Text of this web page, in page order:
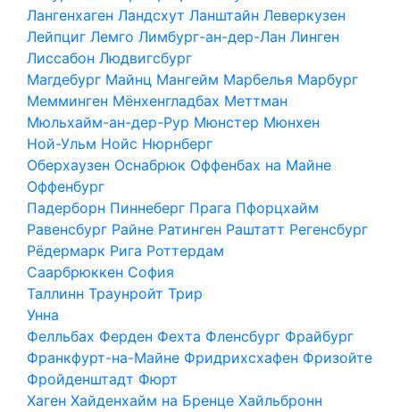
Лангенхаген Ландсхут Ланштайн Леверкузен
Лейпциг Лемго Лимбург-ан-дер-Лан Линген
Лиссабон Людвигсбург
Магдебург Майнц Мангейм Марбелья Марбург
Мемминген Мёнхенгладбах Меттман
Мюльхайм-ан-дер-Рур Мюнстер Мюнхен
Ной-Ульм Нойс Нюрнберг
Оберхаузен Оснабрюк Оффенбах на Майне
Оффенбург
Падерборн Пиннеберг Прага Пфорцхайм
Равенсбург Райне Ратинген Раштатт Регенсбург
Рёдермарк Рига Роттердам
Саарбрюккен София
Таллинн Траунройт Трир
Унна
Фелльбах Ферден Фехта Фленсбург Фрайбург
Франкфурт-на-Майне Фридрихсхафен Фризойте
Фройденштадт Фюрт
Хаген Хайденхайм на Бренце Хайльбронн